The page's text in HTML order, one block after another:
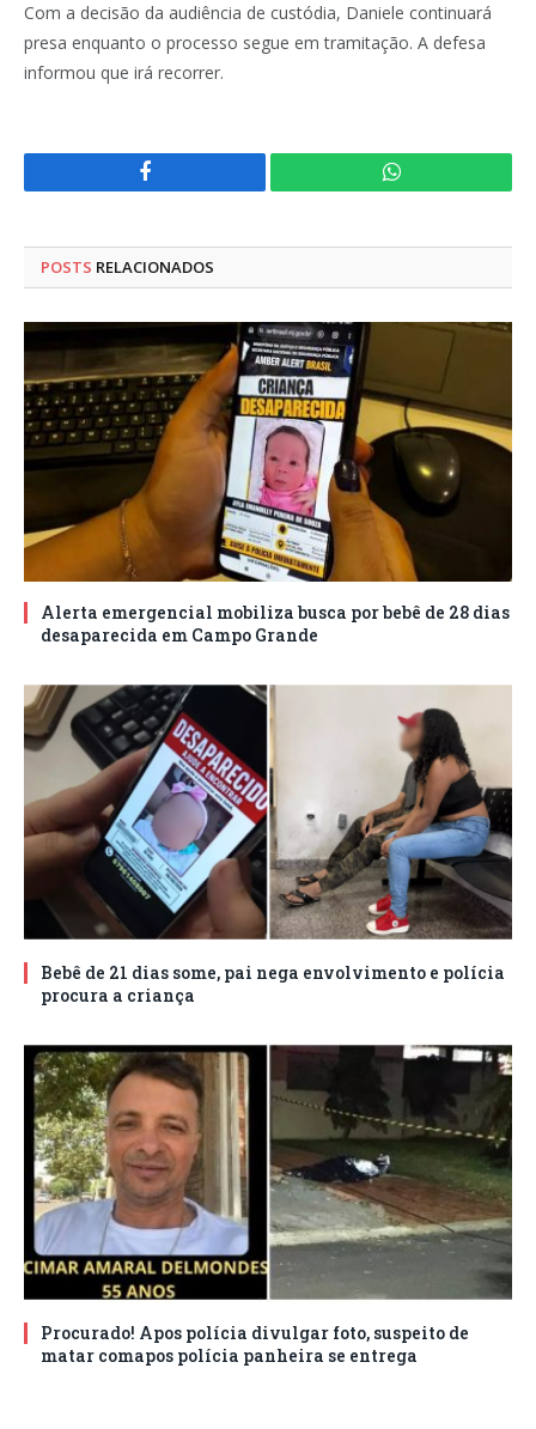
Com a decisão da audiência de custódia, Daniele continuará
presa enquanto o processo segue em tramitação. A defesa
informou que irá recorrer.
Facebook WhatsApp
POSTS RELACIONADOS
Alerta emergencial mobiliza busca por bebê de 28 dias
desaparecida em Campo Grande
Bebê de 21 dias some, pai nega envolvimento e polícia
procura a criança
Procurado! Apos polícia divulgar foto, suspeito de
matar comapos polícia panheira se entrega